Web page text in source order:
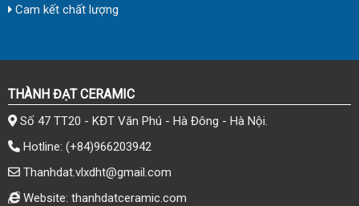
Cam kết chất lượng
THÀNH ĐẠT CERAMIC
Số 47 TT20 - KĐT Văn Phú - Hà Đông - Hà Nội.
Hotline: (+84)966203942
Thanhdat.vlxdht@gmail.com
Website: thanhdatceramic.com